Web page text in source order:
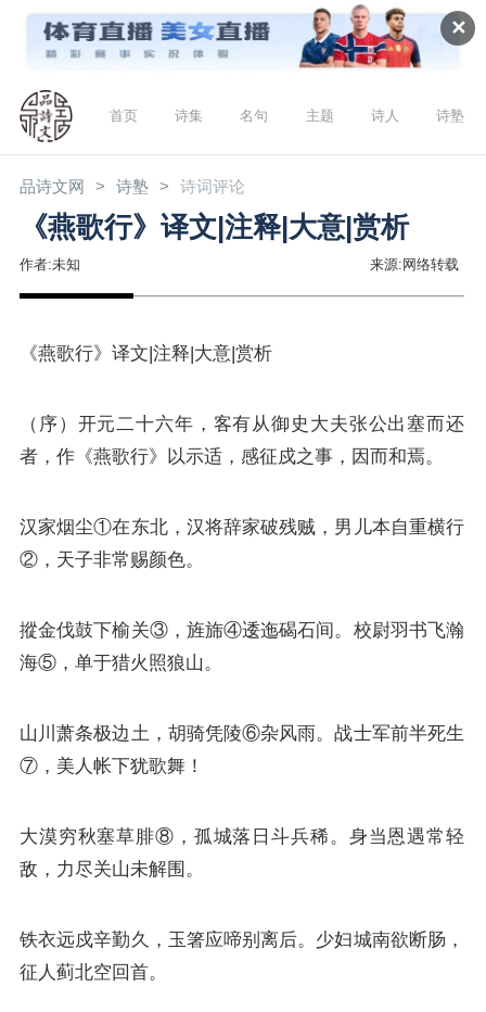
✕
首页 诗集 名句 主题 诗人 诗塾
品诗文网 诗塾 诗词评论
《燕歌行》译文|注释|大意|赏析
作者:未知 来源:网络转载
《燕歌行》译文|注释|大意|赏析
（序）开元二十六年，客有从御史大夫张公出塞而还
者，作《燕歌行》以示适，感征戍之事，因而和焉。
汉家烟尘①在东北，汉将辞家破残贼，男儿本自重横行
②，天子非常赐颜色。
摐金伐鼓下榆关③，旌旆④逶迤碣石间。校尉羽书飞瀚
海⑤，单于猎火照狼山。
山川萧条极边土，胡骑凭陵⑥杂风雨。战士军前半死生
⑦，美人帐下犹歌舞！
大漠穷秋塞草腓⑧，孤城落日斗兵稀。身当恩遇常轻
敌，力尽关山未解围。
铁衣远戍辛勤久，玉箸应啼别离后。少妇城南欲断肠，
征人蓟北空回首。